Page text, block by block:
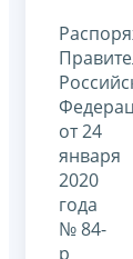
от 24
января
2020
года
№ 84-
р